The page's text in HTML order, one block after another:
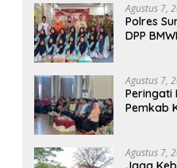
Agustus 7,
Polres
DPP
Agustus 7,
Peringati
Pemkab
Hari
Agustus 7,